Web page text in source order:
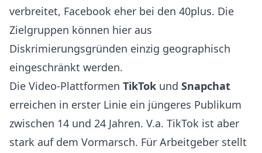
verbreitet, Facebook eher bei den 40plus. Die
Zielgruppen können hier aus
Diskrimierungsgründen einzig geographisch
eingeschränkt werden.
Die Video-Plattformen TikTok und Snapchat
erreichen in erster Linie ein jüngeres Publikum
zwischen 14 und 24 Jahren. V.a. TikTok ist aber
stark auf dem Vormarsch. Für Arbeitgeber stellt